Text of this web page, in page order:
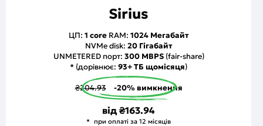
Sirius
ЦП: 1 coreRAM: 1024 Мегабайт
NVMe disk: 20 Гігабайт
UNMETERED порт: 300 MBPS(fair-share)
* (дорівнює: 93+ ТБ щомісяця)
₴204.93 -20% вимкнення
від ₴163.94
при оплаті за 12 місяців